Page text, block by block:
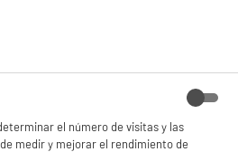
el número de visitas y las
medir y mejorar el rendimiento de